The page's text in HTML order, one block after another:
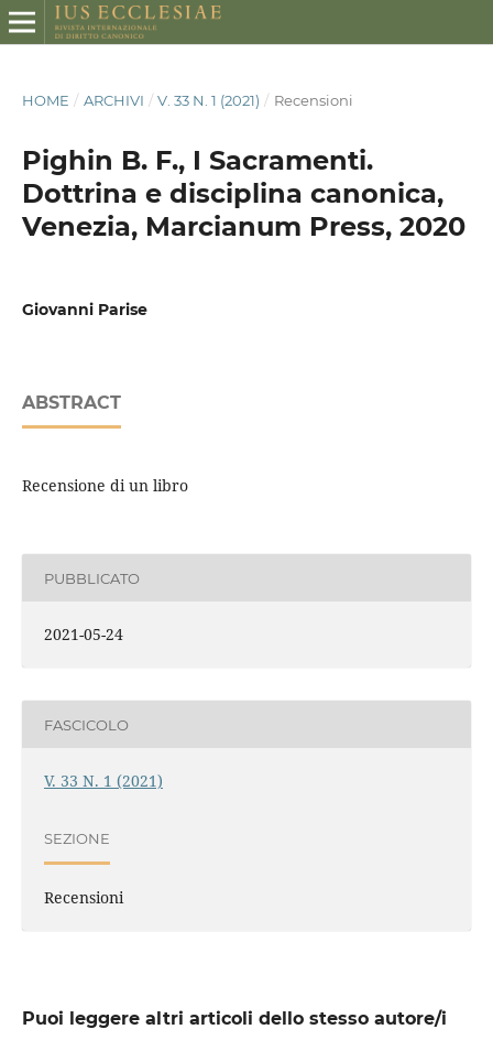
HOME / ARCHIVI / V. 33 N. 1 (2021) / Recensioni
Pighin B. F., I Sacramenti.
Dottrina e disciplina canonica,
Venezia, Marcianum Press, 2020
Giovanni Parise
ABSTRACT
Recensione di un libro
PUBBLICATO
2021-05-24
FASCICOLO
V. 33 N. 1 (2021)
SEZIONE
Recensioni
Puoi leggere altri articoli dello stesso autore/i